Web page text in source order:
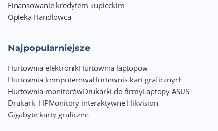
Finansowanie kredytem kupieckim
Opieka Handlowca
Najpopularniejsze
Hurtownia elektronikHurtownia laptopów
Hurtownia komputerowaHurtownia kart graficznych
Hurtownia monitorówDrukarki do firmyLaptopy ASUS
Drukarki HPMonitory interaktywne Hikvision
Gigabyte karty graficzne